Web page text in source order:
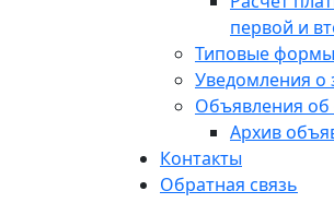
первой и
Типовые
Уведомления о
Объявления об
Архив
Контакты
Обратная связь